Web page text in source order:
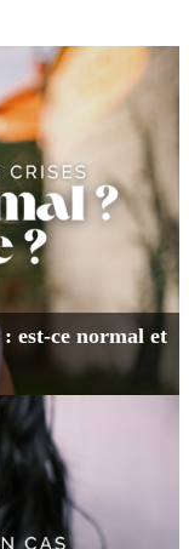
est-ce normal et